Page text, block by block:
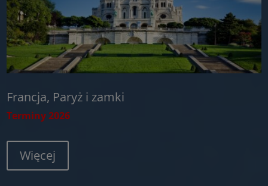
Francja, Paryż i zamki
Terminy 2026
Więcej